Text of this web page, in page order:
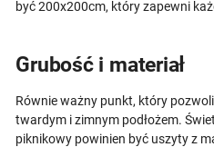
być 200x200cm, który zapewni
Grubość i materiał
Równie ważny punkt, który
twardym i zimnym podłożem.
piknikowy powinien być uszyty z